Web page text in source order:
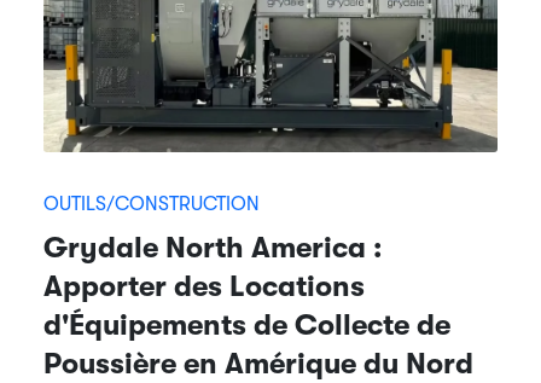
OUTILS/CONSTRUCTION
Grydale North America :
Apporter des Locations
d'Équipements de Collecte de
Poussière en Amérique du Nord